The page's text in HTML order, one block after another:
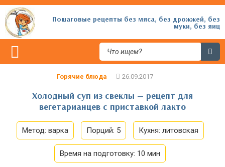
Пошаговые рецепты без мяса, без дрожжей, без
муки, без яиц
Горячие блюда
Холодный суп из свеклы — рецепт для
вегетарианцев с приставкой лакто
Метод: варка Порций: 5 Кухня: литовская
Время на подготовку: 10 мин